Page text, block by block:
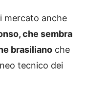
mercato anche
che sembra
brasiliano che
tecnico dei